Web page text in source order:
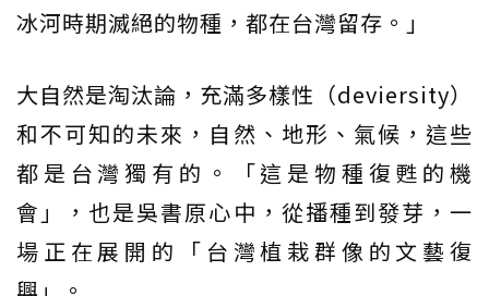
冰河時期滅絕的物種，都在台灣留存。」
大自然是淘汰論，充滿多樣性（deviersity）
和不可知的未來，自然、地形、氣候，這些
都是台灣獨有的。「這是物種復甦的機
會」，也是吳書原心中，從播種到發芽，一
場正在展開的「台灣植栽群像的文藝復